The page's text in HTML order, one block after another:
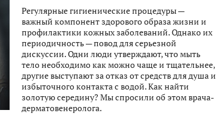
Регулярные гигиенические процедуры —
важный компонент здорового образа жизни и
профилактики кожных заболеваний. Однако их
периодичность — повод для серьезной
дискуссии. Одни люди утверждают, что мыть
тело необходимо как можно чаще и тщательнее,
другие выступают за отказ от средств для душа и
избыточного контакта с водой. Как найти
золотую середину? Мы спросили об этом врача-
дерматовенеролога.